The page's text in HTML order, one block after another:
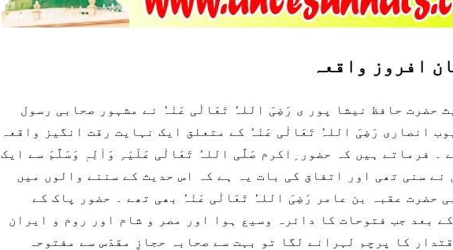
افروز واقعہ
حضرت حافظ نیشا پور ی رَضِیَ اللہُ تَعَالٰی عَنْہُ نے مشہور صحابی رسول
انصاری رَضِیَ اللہُ تَعَالٰی عَنْہُ کے متعلق ایک نہایت رقت انگیز واقعہ
۔ فرماتے ہیں کہ حضور ِاکرم صَلَّی اللہُ تَعَالٰی عَلَیْہِ وَاٰلِہٖ وَسَلَّمَ سے ایک
نے سنی تھی اور اتفاق کی بات یہ ہے کہ اس حدیث کے سننے والوں میں
حضرت عقبہ بن عامر رَضِیَ اللہُ تَعَالٰی عَنْہُ بھی تھے ۔ حضور پاک کے
بعد جب فتوحات کا دائرہ وسیع ہوا اور مصر و شام اور روم و ایران
کا پرچم لہرانے لگا تو بہت سے صحابہ حجازِ مقدّس سے مفتوحہ